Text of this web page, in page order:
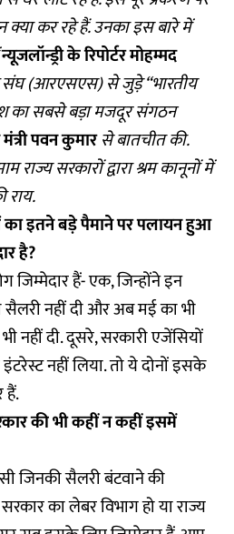
कर रहे हैं. उनका इस बारे में
न्यूजलॉन्ड्री के रिपोर्टर मोहम्मद
संघ (आरएसएस) से जुड़े “भारतीय
का सबसे बड़ा मजदूर संगठन
पवन कुमारसे बातचीत की.
सरकारों द्वारा श्रम कानूनों में
राय.
इतने बड़े पैमाने पर पलायन हुआ
है?
जिम्मेदार हैं- एक, जिन्होंने इन
सैलरी नहीं दी और अब मई का भी
नहीं दी. दूसरे, सरकारी एजेंसियों
नहीं लिया. तो ये दोनों इसके
हैं.
की भी कहीं न कहीं इसमें
जिनकी सैलरी बंटवाने की
का लेबर विभाग हो या राज्य